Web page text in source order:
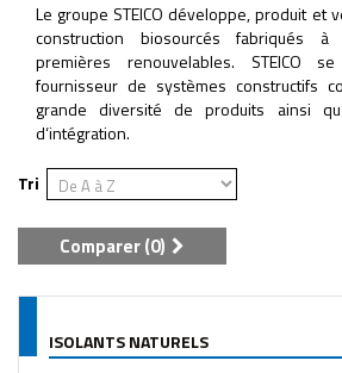
Le groupe STEICO développe, produit et
construction biosourcés fabriqués
premières renouvelables. STEICO
fournisseur de systèmes constructifs
grande diversité de produits ainsi
d‘intégration.
Tri
Comparer (0)
ISOLANTS NATURELS